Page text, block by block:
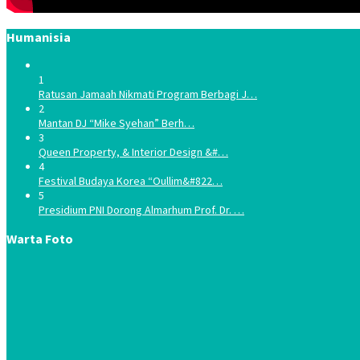
Humanisia
1
Ratusan Jamaah Nikmati Program Berbagi J…
2
Mantan DJ “Mike Syehan” Berh…
3
Queen Property, & Interior Design &#…
4
Festival Budaya Korea “Oullim&#822…
5
Presidium PNI Dorong Almarhum Prof. Dr. …
Warta Foto